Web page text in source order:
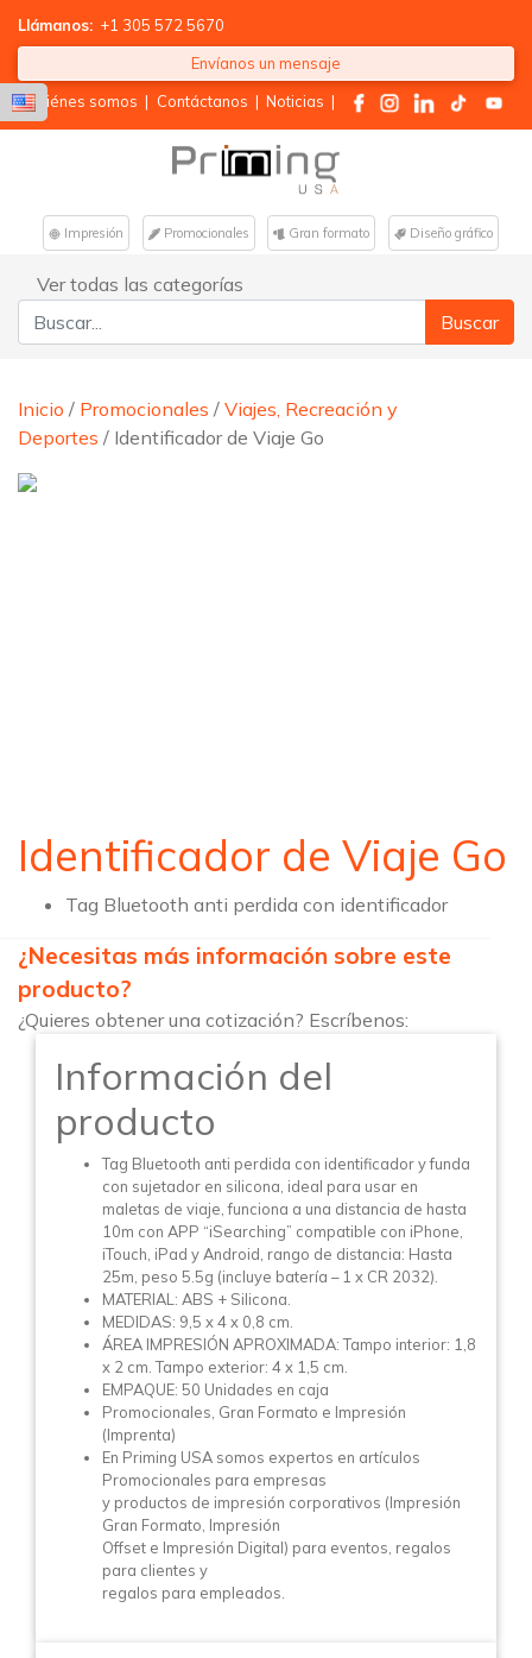
Llámanos: +1 305 572 5670
Envíanos un mensaje
Quiénes somos | Contáctanos | Noticias |
Impresión Promocionales Gran formato Diseño gráfico
Ver todas las categorías
Buscar:
Inicio / Promocionales / Viajes, Recreación y
Deportes / Identificador de Viaje Go
Identificador de Viaje Go
Tag Bluetooth anti perdida con identificador
¿Necesitas más información sobre este
producto?
¿Quieres obtener una cotización? Escríbenos:
Información del
producto
Tag Bluetooth anti perdida con identificador y funda
con sujetador en silicona, ideal para usar en
maletas de viaje, funciona a una distancia de hasta
10m con APP “iSearching” compatible con iPhone,
iTouch, iPad y Android, rango de distancia: Hasta
25m, peso 5.5g (incluye batería – 1 x CR 2032).
MATERIAL: ABS + Silicona.
MEDIDAS: 9,5 x 4 x 0,8 cm.
ÁREA IMPRESIÓN APROXIMADA: Tampo interior: 1,8
x 2 cm. Tampo exterior: 4 x 1,5 cm.
EMPAQUE: 50 Unidades en caja
Promocionales, Gran Formato e Impresión
(Imprenta)
En Priming USA somos expertos en artículos
Promocionales para empresas
y productos de impresión corporativos (Impresión
Gran Formato, Impresión
Offset e Impresión Digital) para eventos, regalos
para clientes y
regalos para empleados.